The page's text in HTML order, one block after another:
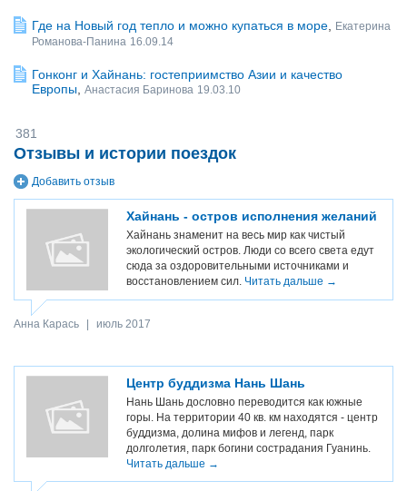
Где на Новый год тепло и можно купаться в море
Екатерина
Романова-Панина 16.09.14
Гонконг и Хайнань: гостеприимство Азии и качество
Европы Анастасия Баринова 19.03.10
Добавить отзыв
Отзывы и истории поездок
381
Хайнань - остров исполнения желаний
Хайнань знаменит на весь мир как чистый
экологический остров. Люди со всего света едут
сюда за оздоровительными источниками и
восстановлением сил. Читать дальше →
Анна Карась июль 2017
Центр буддизма Нань Шань
Нань Шань дословно переводится как южные
горы. На территории 40 кв. км находятся - центр
буддизма, долина мифов и легенд, парк
долголетия, парк богини сострадания Гуанинь.
Читать дальше →